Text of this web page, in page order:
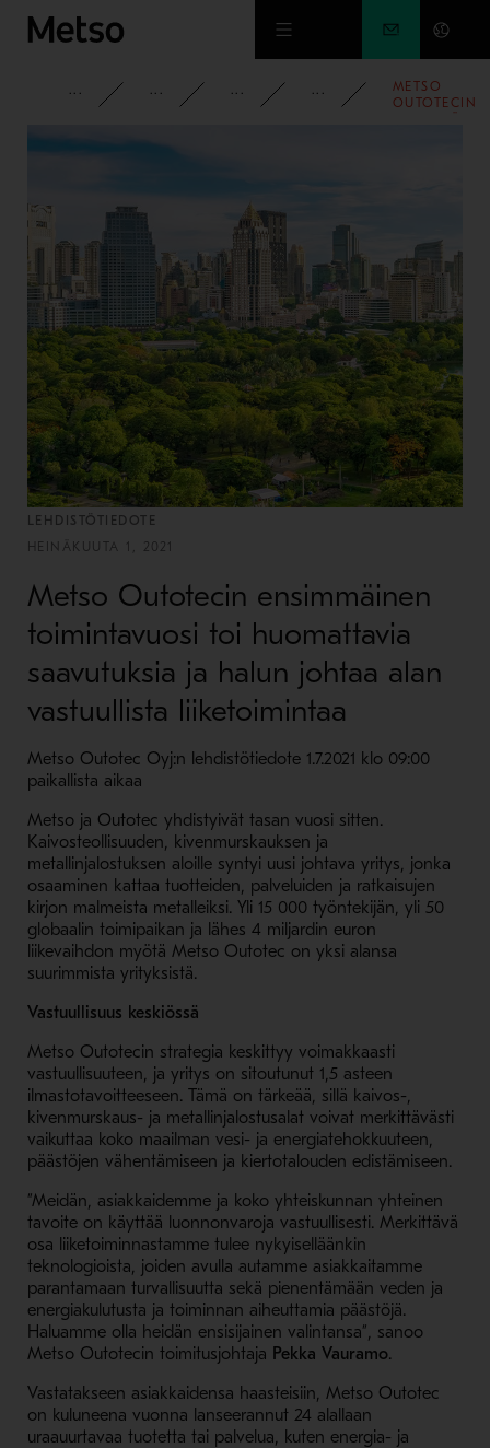
Siirry pääsisältöön
YRITYS PYSY AJAN TASALLA
UUTISET 2021
METSO
OUTOTECIN
LEHDISTÖTIEDOTE
HEINÄKUUTA 1, 2021
Metso Outotecin ensimmäinen
toimintavuosi toi huomattavia
saavutuksia ja halun johtaa alan
vastuullista liiketoimintaa
Metso Outotec Oyj:n lehdistötiedote 1.7.2021 klo 09:00
paikallista aikaa
Metso ja Outotec yhdistyivät tasan vuosi sitten.
Kaivosteollisuuden, kivenmurskauksen ja
metallinjalostuksen aloille syntyi uusi johtava yritys, jonka
osaaminen kattaa tuotteiden, palveluiden ja ratkaisujen
kirjon malmeista metalleiksi. Yli 15 000 työntekijän, yli 50
globaalin toimipaikan ja lähes 4 miljardin euron
liikevaihdon myötä Metso Outotec on yksi alansa
suurimmista yrityksistä.
Vastuullisuus keskiössä
Metso Outotecin strategia keskittyy voimakkaasti
vastuullisuuteen, ja yritys on sitoutunut 1,5 asteen
ilmastotavoitteeseen. Tämä on tärkeää, sillä kaivos-,
kivenmurskaus- ja metallinjalostus­alat voivat merkittävästi
vaikuttaa koko maailman vesi- ja energiatehokkuuteen,
päästöjen vähentämiseen ja kiertotalouden edistämiseen.
”Meidän, asiakkaidemme ja koko yhteiskunnan yhteinen
tavoite on käyttää luonnonvaroja vastuullisesti. Merkittävä
osa liiketoiminnastamme tulee nykyiselläänkin
teknologioista, joiden avulla autamme asiakkaitamme
parantamaan turvallisuutta sekä pienentämään veden ja
energiakulutusta ja toiminnan aiheuttamia päästöjä.
Haluamme olla heidän ensisijainen valintansa”, sanoo
Metso Outotecin toimitusjohtaja Pekka Vauramo.
Vastatakseen asiakkaidensa haasteisiin, Metso Outotec
on kuluneena vuonna lanseerannut 24 alallaan
uraauurtavaa tuotetta tai palvelua, kuten energia- ja